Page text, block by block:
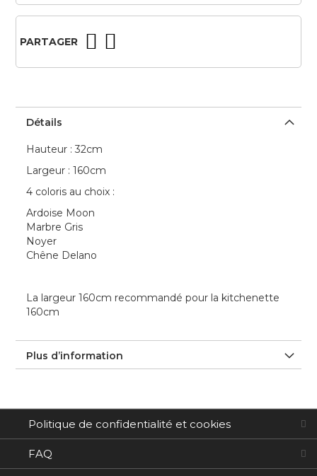
PARTAGER
Détails
Hauteur : 32cm
Largeur : 160cm
4 coloris au choix :
Ardoise Moon
Marbre Gris
Noyer
Chêne Delano
La largeur 160cm recommandé pour la kitchenette
160cm
Plus d’information
Politique de confidentialité et cookies
FAQ